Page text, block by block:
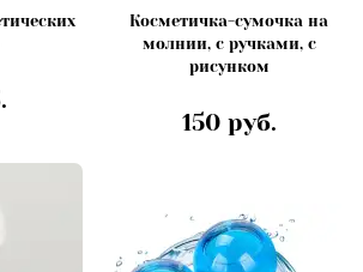
Косметичка-сумочка на
молнии, с ручками, с
рисунком
150 руб.